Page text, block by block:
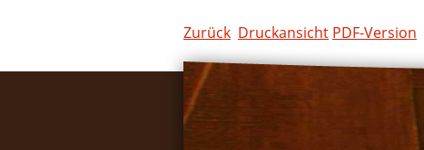
Zurück Druckansicht PDF-Version